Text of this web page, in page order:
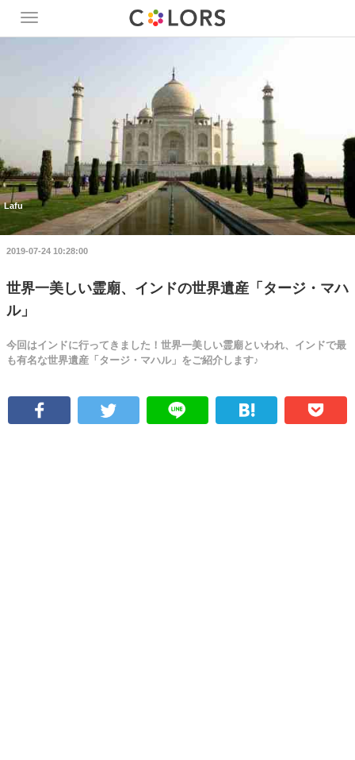
Toggle
navigation
Lafu
2019-07-24 10:28:00
世界一美しい霊廟、インドの世界遺産「タージ・マハ
ル」
今回はインドに行ってきました！世界一美しい霊廟といわれ、インドで最
も有名な世界遺産「タージ・マハル」をご紹介します♪